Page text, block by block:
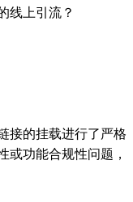
线上引流？
接的挂载进行了严格
或功能合规性问题，